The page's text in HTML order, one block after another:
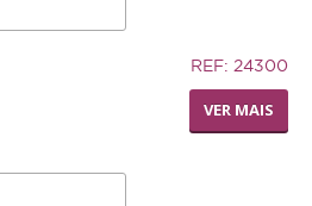
REF: 24300
VER MAIS